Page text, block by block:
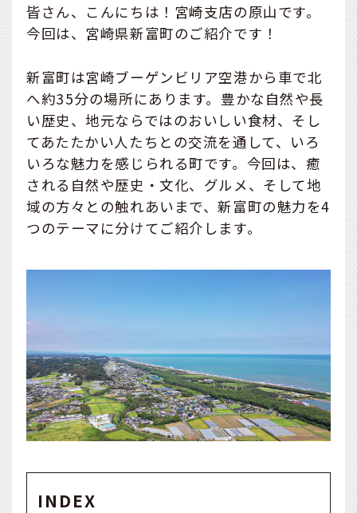
皆さん、こんにちは！宮崎支店の原山です。
今回は、宮崎県新富町のご紹介です！
新富町は宮崎ブーゲンビリア空港から車で北
へ約35分の場所にあります。豊かな自然や長
い歴史、地元ならではのおいしい食材、そし
てあたたかい人たちとの交流を通して、いろ
いろな魅力を感じられる町です。今回は、癒
される自然や歴史・文化、グルメ、そして地
域の方々との触れあいまで、新富町の魅力を4
つのテーマに分けてご紹介します。
INDEX